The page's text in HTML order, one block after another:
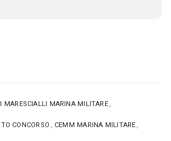
MARESCIALLI MARINA MILITARE
CONCORSO CEMM MARINA MILITARE